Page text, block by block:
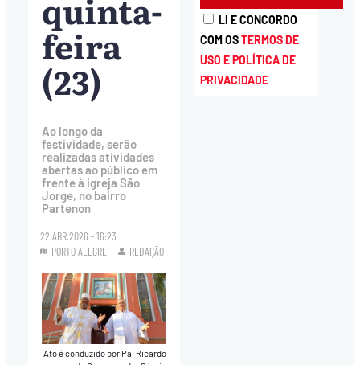
feira
(23)
Ao longo da
festividade, serão
realizadas atividades
abertas ao público em
frente à igreja São
Jorge, no bairro
Partenon
22.ABR.2026 - 16:23
PORTO ALEGRE
REDAÇÃO
Ato é conduzido por Pai Ricardo
LI E CONCORDO
COM OSTERMOS DE
USO E POLÍTICA DE
PRIVACIDADE